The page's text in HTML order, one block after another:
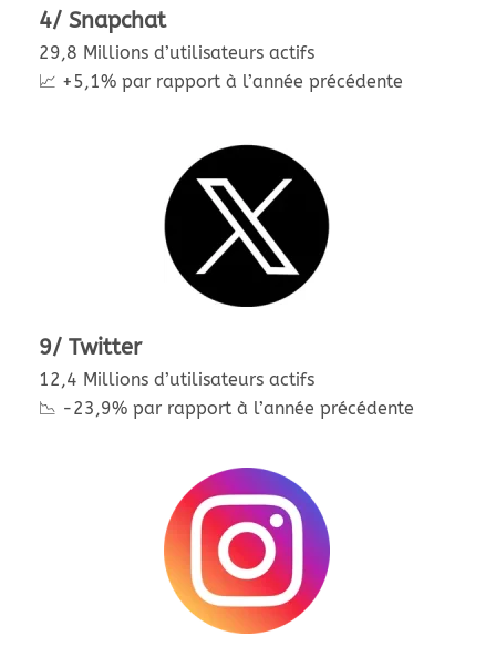
4/ Snapchat
29,8 Millions d’utilisateurs actifs
📈 +5,1% par rapport à l’année précédente
9/ Twitter
12,4 Millions d’utilisateurs actifs
📉 -23,9% par rapport à l’année précédente